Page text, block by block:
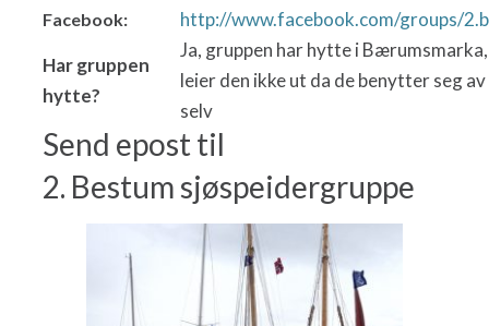
Facebook:
http://www.facebook.com/groups/
Har gruppen
hytte?
Ja, gruppen har hytte i
leier den ikke ut da de benytter seg av
selv
Send epost til
2. Bestum sjøspeidergruppe